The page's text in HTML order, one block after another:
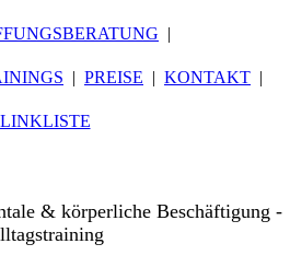
PREISE KONTAKT
LINKLISTE
& körperliche Beschäftigung -